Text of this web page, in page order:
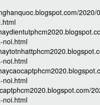
2020/
noi.html
noi.html
noi.html
noi.html